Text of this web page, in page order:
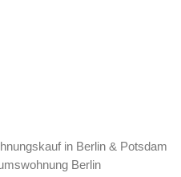
in Berlin & Potsdam
Berlin